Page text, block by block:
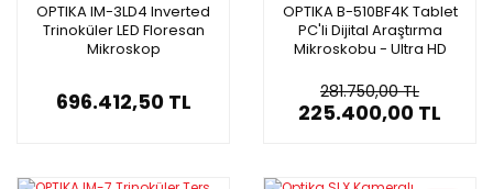
OPTIKA IM-3LD4 Inverted
Trinoküler LED Floresan
Mikroskop
696.412,50 TL
OPTIKA B-510BF4K Tablet
PC'li Dijital Araştırma
Mikroskobu - Ultra HD
Ekran
281.750,00 TL
225.400,00 TL